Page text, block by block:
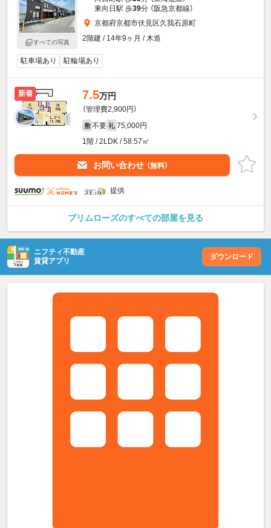
すべての写真
東向日駅 歩39分 （阪急京都線）
京都府京都市伏見区久我石原町
2階建 / 14年9ヶ月 / 木造
駐車場あり 駐輪場あり
新着 7.5万円
（管理費2,900円）
敷 不要 礼 75,000円
1階 / 2LDK / 58.57㎡
お問い合わせ （無料）
提供
プリムローズのすべての部屋を見る
ニフティ不動産
賃貸アプリ
ダウンロード